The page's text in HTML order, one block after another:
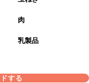
肉
乳製品
する